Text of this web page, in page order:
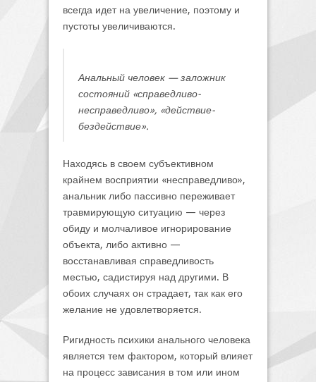
всегда идет на увеличение, поэтому и
пустоты увеличиваются.
Анальный человек — заложник
состояний «справедливо-
несправедливо», «действие-
бездействие».
Находясь в своем субъективном
крайнем восприятии «несправедливо»,
анальник либо пассивно переживает
травмирующую ситуацию — через
обиду и молчаливое игнорирование
объекта, либо активно —
восстанавливая справедливость
местью, садистируя над другими. В
обоих случаях он страдает, так как его
желание не удовлетворяется.
Ригидность психики анального человека
является тем фактором, который влияет
на процесс зависания в том или ином